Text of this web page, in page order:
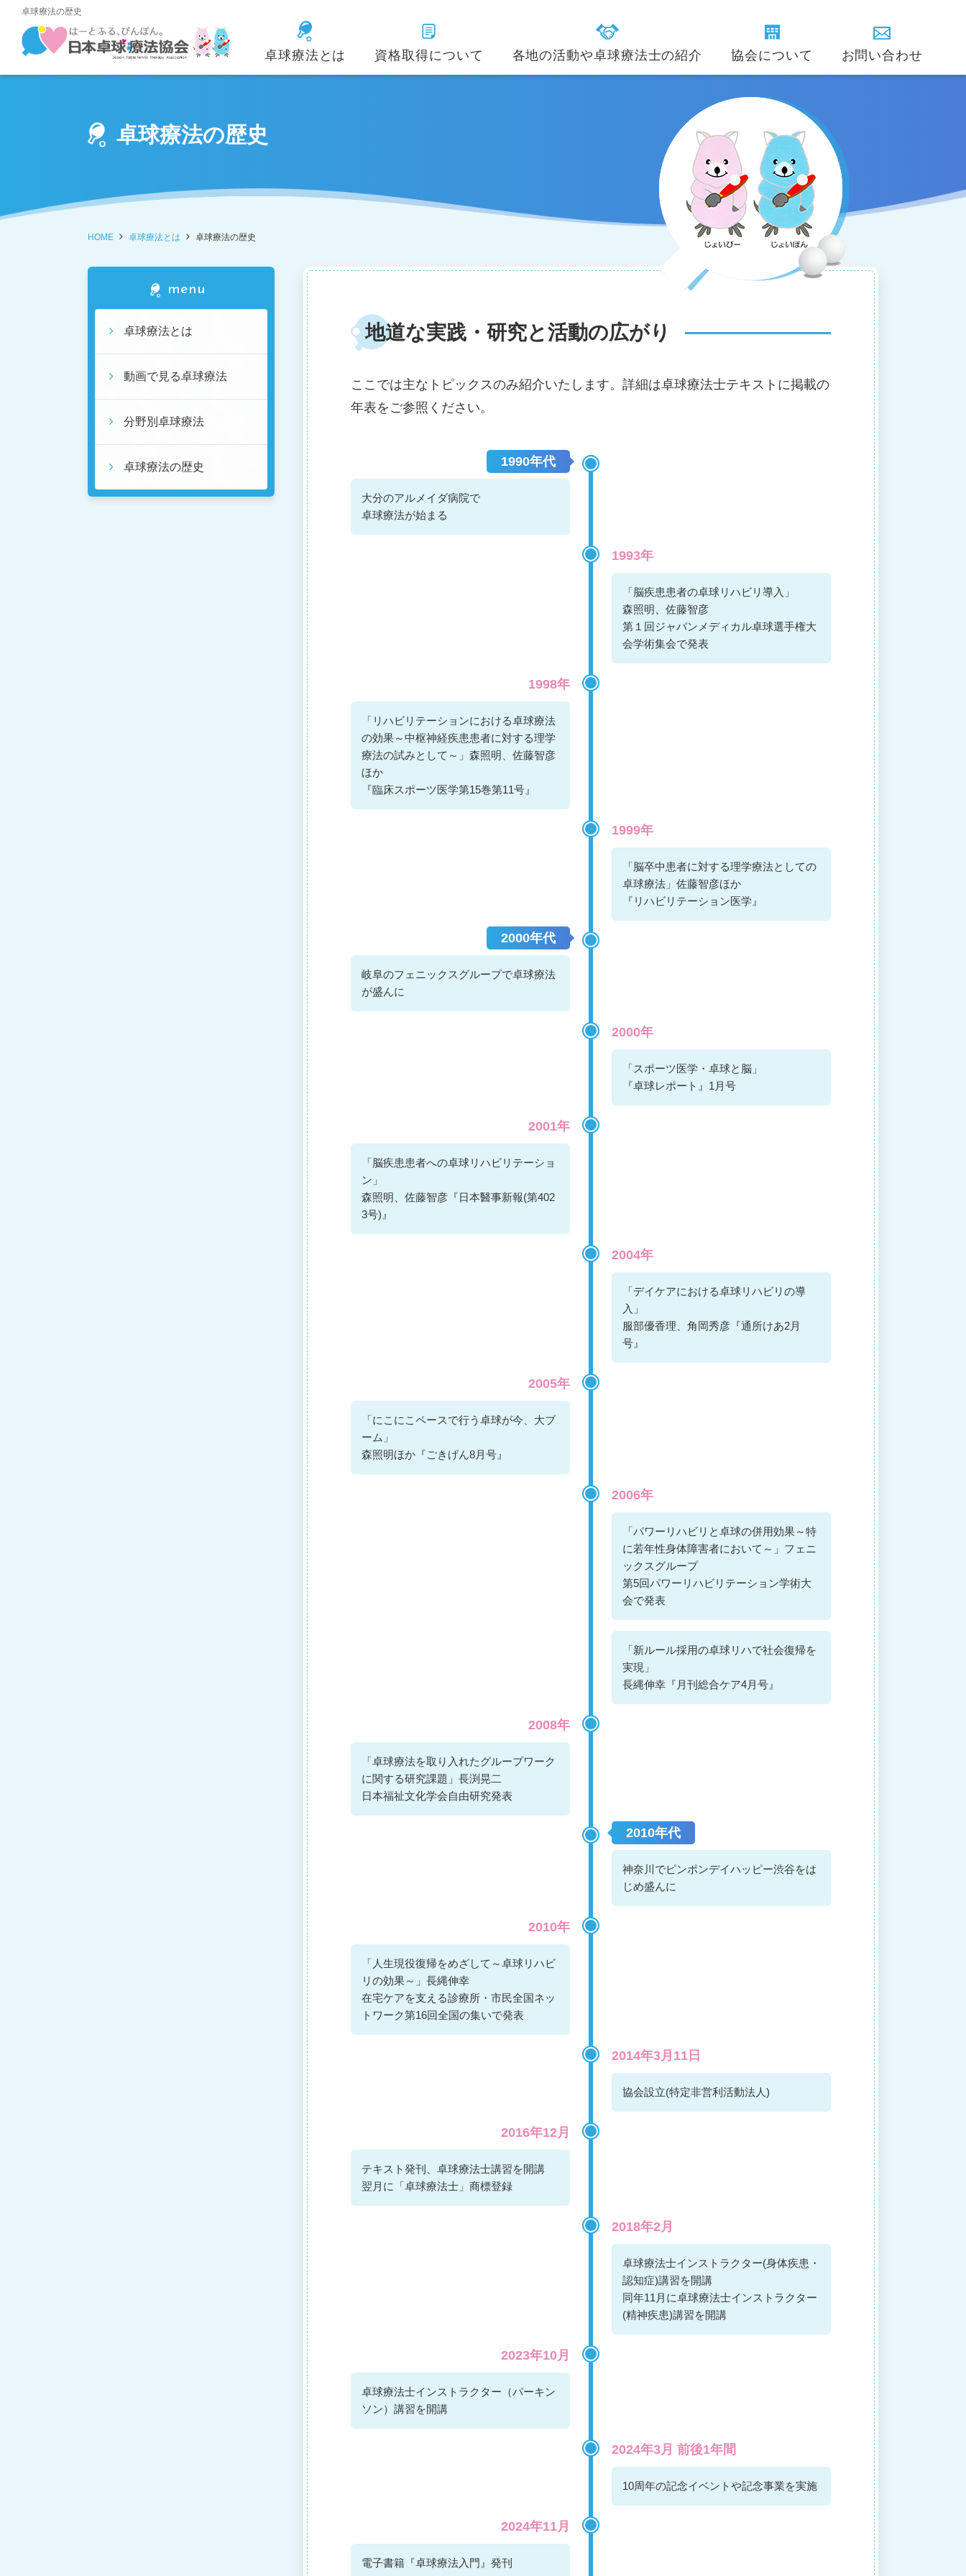
卓球療法の歴史
卓球療法とは
卓球療法の歴史
資格取得について
(精神疾患)
卓球療法士インストラクター
よくある質問
各地の活動や卓球療法士の紹介
賛助会員(団体)の紹介
協会について
学会
入会金・年会費 定款
お問い合わせ
卓球療法の歴史
HOME 卓球療法とは 卓球療法の歴史
地道な実践・研究と活動の広がり
ここでは主なトピックスのみ紹介いたします。詳細は卓球療法士テキストに掲載の
年表をご参照ください。
1990年代
大分のアルメイダ病院で
卓球療法が始まる
1993年
「脳疾患患者の卓球リハビリ導入」
森照明、佐藤智彦
第１回ジャパンメディカル卓球選手権大
会学術集会で発表
1998年
「リハビリテーションにおける卓球療法
の効果～中枢神経疾患患者に対する理学
療法の試みとして～」森照明、佐藤智彦
ほか
『臨床スポーツ医学第15巻第11号』
1999年
「脳卒中患者に対する理学療法としての
卓球療法」佐藤智彦ほか
『リハビリテーション医学』
2000年代
岐阜のフェニックスグループで卓球療法
が盛んに
2000年
「スポーツ医学・卓球と脳」
『卓球レポート』1月号
2001年
「脳疾患患者への卓球リハビリテーショ
ン」
森照明、佐藤智彦『日本醫事新報(第402
3号)』
2004年
「デイケアにおける卓球リハビリの導
入」
服部優香理、角岡秀彦『通所けあ2月
号』
2005年
「にこにこペースで行う卓球が今、大ブ
ーム」
森照明ほか『ごきげん8月号』
2006年
「パワーリハビリと卓球の併用効果～特
に若年性身体障害者において～」フェニ
ックスグループ
第5回パワーリハビリテーション学術大
会で発表
「新ルール採用の卓球リハで社会復帰を
実現」
長縄伸幸『月刊総合ケア4月号』
2008年
「卓球療法を取り入れたグループワーク
に関する研究課題」長渕晃二
日本福祉文化学会自由研究発表
2010年代
神奈川でピンポンデイハッピー渋谷をは
じめ盛んに
2010年
「人生現役復帰をめざして～卓球リハビ
リの効果～」長縄伸幸
在宅ケアを支える診療所・市民全国ネッ
トワーク第16回全国の集いで発表
2014年3月11日
協会設立(特定非営利活動法人)
2016年12月
テキスト発刊、卓球療法士講習を開講
翌月に「卓球療法士」商標登録
2018年2月
卓球療法士インストラクター(身体疾患・
認知症)講習を開講
同年11月に卓球療法士インストラクター
(精神疾患)講習を開講
2023年10月
卓球療法士インストラクター（パーキン
ソン）講習を開講
2024年3月 前後1年間
10周年の記念イベントや記念事業を実施
2024年11月
電子書籍『卓球療法入門』発刊
menu
卓球療法とは
動画で見る卓球療法
分野別卓球療法
卓球療法の歴史